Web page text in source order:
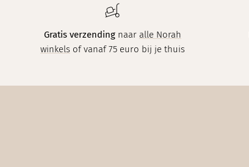
Gratis verzendingnaar alle Norah
winkelsof vanaf 75 euro bij je thuis